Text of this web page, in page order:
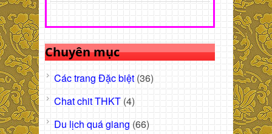
Chuyên mục
Các trang Đặc biệt (36)
Chat chit THKT (4)
Du lịch quá giang (66)